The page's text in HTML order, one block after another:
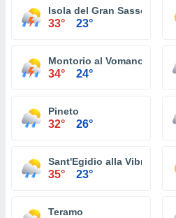
Isola del Gran Sasso
33° 23°
Montorio al Vomano
34° 24°
Pineto
32° 26°
Sant'Egidio alla Vibrata
35° 23°
Teramo